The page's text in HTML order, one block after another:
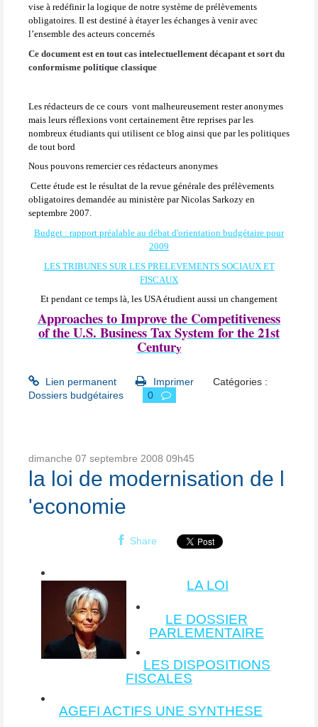
vise à redéfinir la logique de notre système de prélèvements
obligatoires. Il est destiné à étayer les échanges à venir avec
l’ensemble des acteurs concernés
Ce document est en tout cas intelectuellement décapant et sort du
conformisme politique classique
Les rédacteurs de ce cours vont malheureusement rester anonymes
mais leurs réflexions vont certainement être reprises par les
nombreux étudiants qui utilisent ce blog ainsi que par les politiques
de tout bord
Nous pouvons remercier ces rédacteurs anonymes
Cette étude est le résultat de la revue générale des prélèvements
obligatoires demandée au ministère par Nicolas Sarkozy en
septembre 2007.
Budget : rapport préalable au débat d'orientation budgétaire pour
2009
LES TRIBUNES SUR LES PRELEVEMENTS SOCIAUX ET
FISCAUX
Et pendant ce temps là, les USA étudient aussi un changement
Approaches to Improve the Competitiveness
of the U.S. Business Tax System for the 21st
Century
Lien permanent Imprimer
Catégories :
Dossiers budgétaires
0
dimanche 07 septembre 2008 09h45
la loi de modernisation de l
'economie
Share
LA LOI
LE DOSSIER
PARLEMENTAIRE
LES DISPOSITIONS
FISCALES
AGEFI ACTIFS UNE SYNTHESE